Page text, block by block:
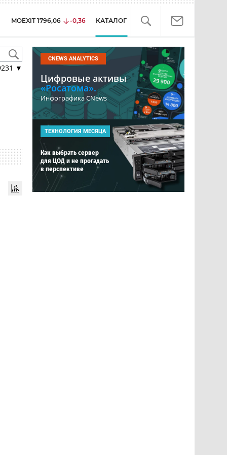
MOEXIT 1796,06 -0,36 КАТАЛОГ
▼
CNEWS ANALYTICS
Цифровые активы
«Росатома».
Инфографика CNews
ТЕХНОЛОГИЯ МЕСЯЦА
Как выбрать сервер
для ЦОД и не прогадать
в перспективе